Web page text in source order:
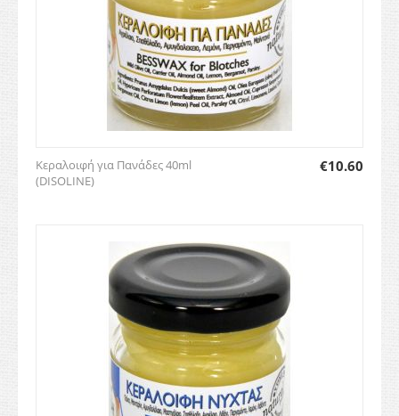
Κεραλοιφή για Πανάδες 40ml
(DISOLINE)
€10.60